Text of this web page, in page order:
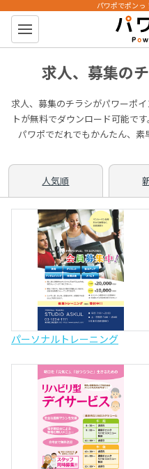
パワポン
パワポでポンっ
求人、募集の
求人、募集のチラシがパワーポ
トが無料でダウンロード可能で
パワポでだれでもかんたん、素
人気順
パーソナルトレーニング